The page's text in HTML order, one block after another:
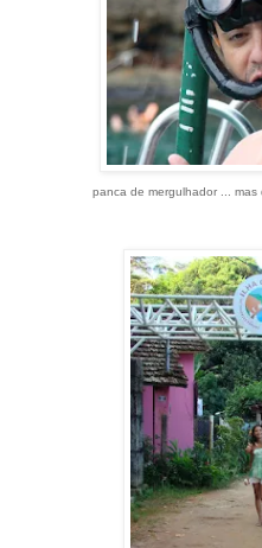
panca de mergulhador ... mas